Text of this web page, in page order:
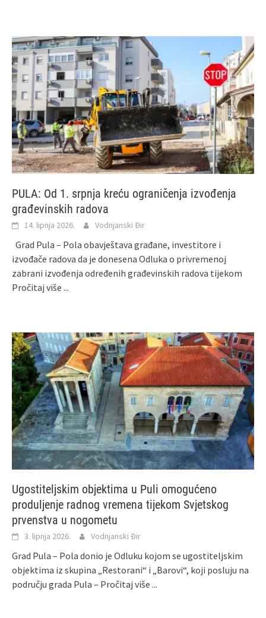
PULA: Od 1. srpnja kreću ograničenja izvođenja
građevinskih radova
14. lipnja 2026. Vodnjanski Đir
Grad Pula – Pola obavještava građane, investitore i
izvođače radova da je donesena Odluka o privremenoj
zabrani izvođenja određenih građevinskih radova tijekom
Pročitaj više ...
Ugostiteljskim objektima u Puli omogućeno
produljenje radnog vremena tijekom Svjetskog
prvenstva u nogometu
3. lipnja 2026. Vodnjanski Đir
Grad Pula – Pola donio je Odluku kojom se ugostiteljskim
objektima iz skupina „Restorani“ i „Barovi“, koji posluju na
području grada Pula – Pročitaj više ...